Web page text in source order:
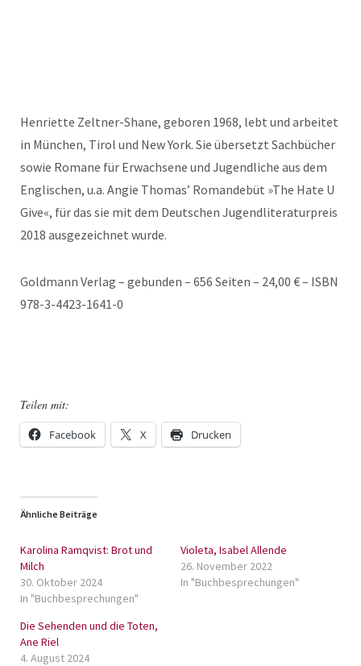
Henriette Zeltner-Shane, geboren 1968, lebt und arbeitet
in München, Tirol und New York. Sie übersetzt Sachbücher
sowie Romane für Erwachsene und Jugendliche aus dem
Englischen, u.a. Angie Thomas’ Romandebüt »The Hate U
Give«, für das sie mit dem Deutschen Jugendliteraturpreis
2018 ausgezeichnet wurde.
Goldmann Verlag – gebunden – 656 Seiten – 24,00 € – ISBN
978-3-4423-1641-0
Teilen mit:
Facebook X Drucken
Ähnliche Beiträge
Karolina Ramqvist: Brot und
Milch
30. Oktober 2024
In "Buchbesprechungen"
Violeta, Isabel Allende
26. November 2022
In "Buchbesprechungen"
Die Sehenden und die Toten,
Ane Riel
4. August 2024